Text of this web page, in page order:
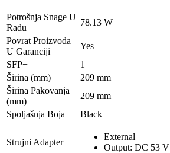
Potrošnja Snage U
Radu
78.13 W
Povrat Proizvoda
U Garanciji
Yes
SFP+
1
Širina (mm)
209 mm
Širina Pakovanja
(mm)
209 mm
Spoljašnja Boja
Black
Strujni Adapter
External
Output: DC 53 V